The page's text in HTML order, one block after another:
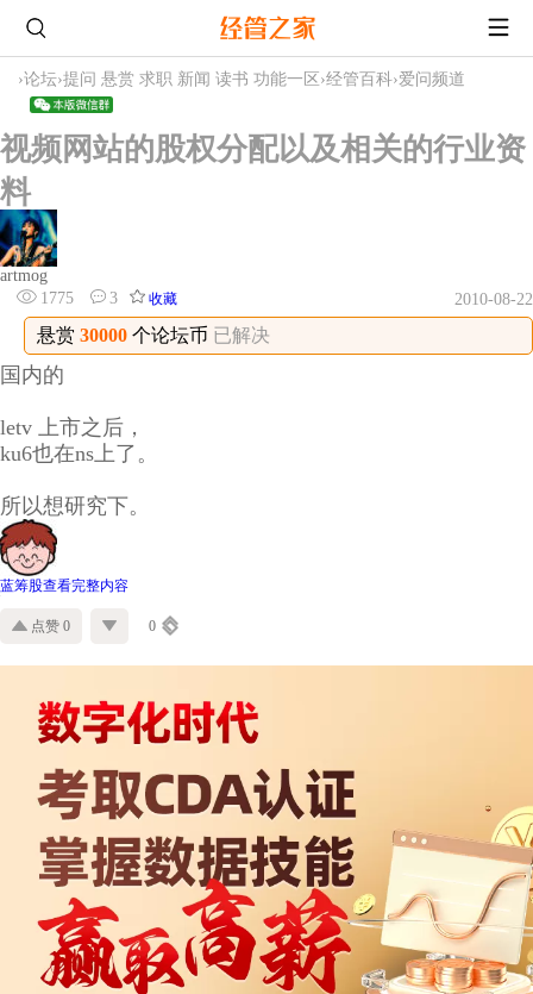
›论坛›提问 悬赏 求职 新闻 读书 功能一区 ›经管百科›爱问频道
视频网站的股权分配以及相关的行业资
料
artmog
1775
3 收藏 2010-08-22
悬赏 30000 个论坛币 已解决
国内的
letv 上市之后，
ku6也在ns上了。
所以想研究下。
蓝筹股查看完整内容
点赞 0 0